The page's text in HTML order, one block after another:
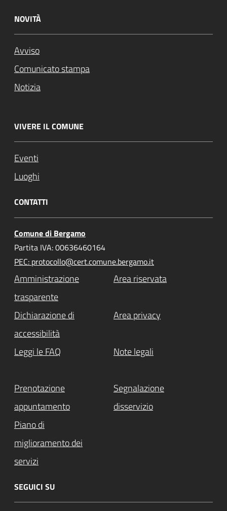
NOVITÀ
Avviso
Comunicato stampa
Notizia
VIVERE IL COMUNE
Eventi
Luoghi
CONTATTI
Comune di Bergamo
Partita IVA: 00636460164
PEC: protocollo@cert.comune.bergamo.it
Amministrazione
trasparente
Area riservata
Dichiarazione di
accessibilità
Area privacy
Leggi le FAQ Note legali
Prenotazione
appuntamento
Segnalazione
disservizio
Piano di
miglioramento dei
servizi
SEGUICI SU